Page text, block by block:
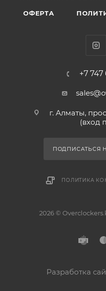
ОФЕРТА
+7
г. Алматы,
(вход
ПОДПИСАТЬСЯ
ПОЛИТИКА
2026 ©
Разработка